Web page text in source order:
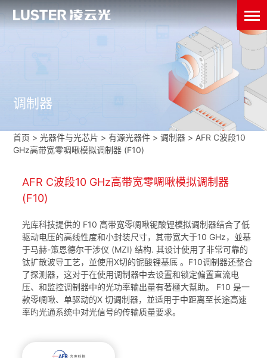
调制器
首页 >光器件与光芯片 >有源光器件 >调制器 > AFR C波段10
GHz高带宽零啁啾模拟调制器 (F10)
AFR C波段10 GHz高带宽零啁啾模拟调制器
(F10)
光库科技提供的 F10 高带宽零啁啾铌酸锂模拟调制器结合了低
驱动电压的高线性度和小封装尺寸，其带宽大于10 GHz，並基
于马赫-策恩德尔干涉仪 (MZI) 结构. 其设计使用了非常可靠的
钛扩散波导工艺，並使用X切的铌酸锂基厎 。F10调制器还整合
了探测器，这对于在使用调制器中去设置和锁定偏置直流电
压、和监控调制器中的光功率输出量有著極大幫助。 F10 是一
款零啁啾、单驱动的X 切调制器，並适用于中距离至长途高速
率旳光通系统中对光信号的传输质量要求。